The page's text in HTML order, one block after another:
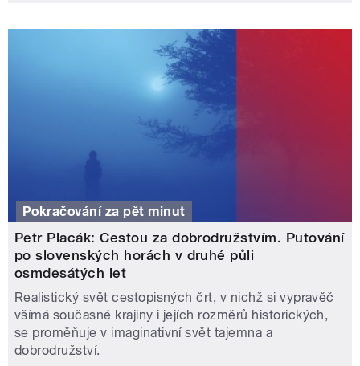
Pokračování za pět minut
Petr Placák: Cestou za dobrodružstvím. Putování
po slovenských horách v druhé půli
osmdesátých let
Realistický svět cestopisných črt, v nichž si vypravěč
všímá současné krajiny i jejích rozměrů historických,
se proměňuje v imaginativní svět tajemna a
dobrodružství.